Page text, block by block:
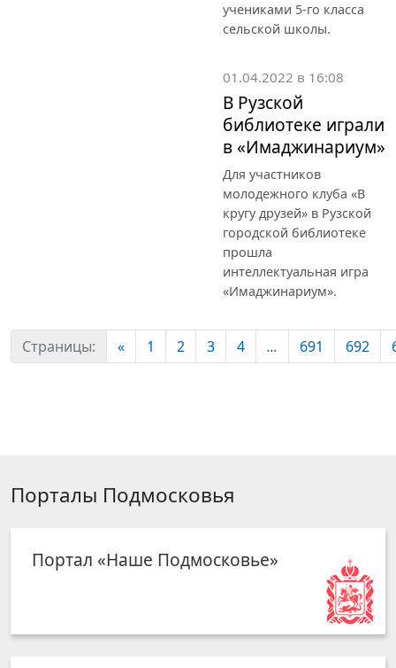
учениками 5-го класса
сельской школы.
01.04.2022 в 16:08
В Рузской
библиотеке играли
в «Имаджинариум»
Для участников
молодежного клуба «В
кругу друзей» в Рузской
городской библиотеке
прошла
интеллектуальная игра
«Имаджинариум».
Страницы: « 1 2 3 4 ... 691 692
Порталы Подмосковья
Портал «Наше Подмосковье»